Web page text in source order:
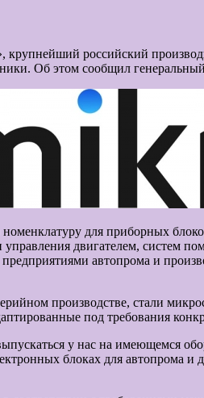
крупнейший российский
Об этом сообщил
для приборных
двигателем, систем
автопрома и
производстве, стали
под требования
у нас на имеющемся
блоках для автопрома